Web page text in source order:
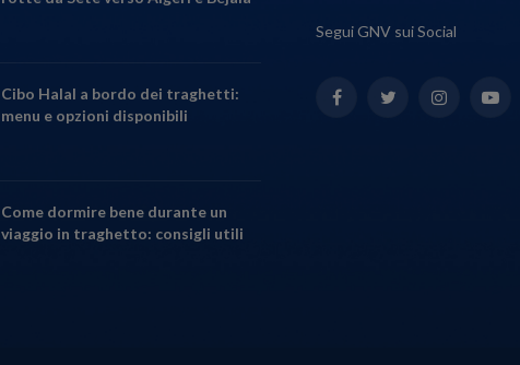
Cibo Halal a bordo dei traghetti:
menu e opzioni disponibili
Come dormire bene durante un
viaggio in traghetto: consigli utili
Segui GNV sui Social
FacebookTwitterInstagram